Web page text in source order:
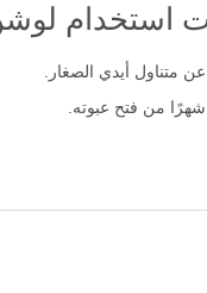
استخدام
عن متناول أيدي الصغار.